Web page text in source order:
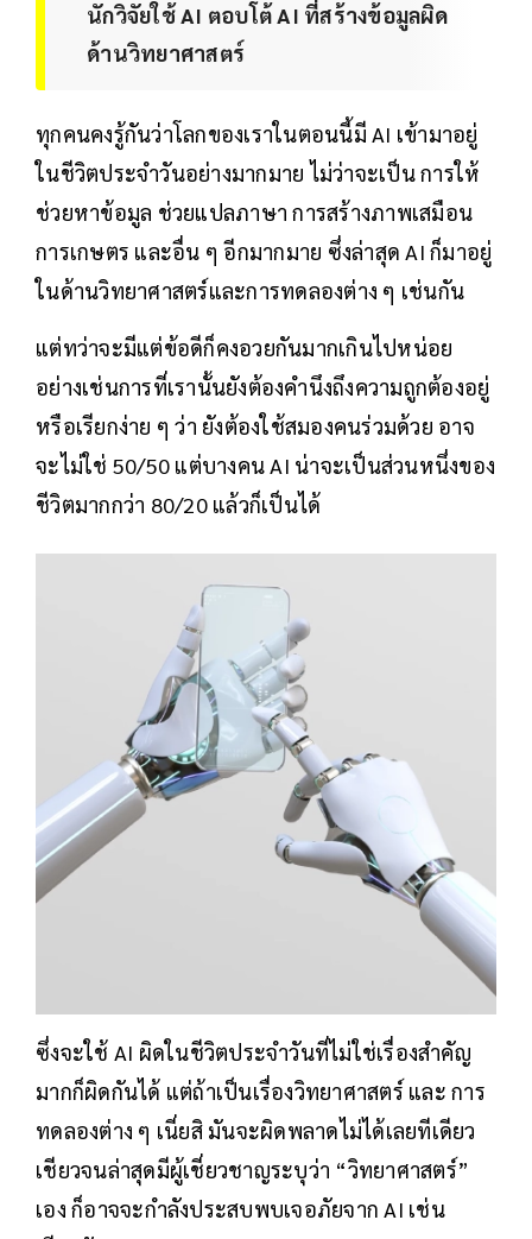
นักวิจัยใช้ AI ตอบโต้ AI ที่สร้างข้อมูลผิด
ด้านวิทยาศาสตร์
ทุกคนคงรู้กันว่าโลกของเราในตอนนี้มี AI เข้ามาอยู่
ในชีวิตประจำวันอย่างมากมาย ไม่ว่าจะเป็น การให้
ช่วยหาข้อมูล ช่วยแปลภาษา การสร้างภาพเสมือน
การเกษตร และอื่น ๆ อีกมากมาย ซึ่งล่าสุด AI ก็มาอยู่
ในด้านวิทยาศาสตร์และการทดลองต่าง ๆ เช่นกัน
แต่ทว่าจะมีแต่ข้อดีก็คงอวยกันมากเกินไปหน่อย
อย่างเช่นการที่เรานั้นยังต้องคำนึงถึงความถูกต้องอยู่
หรือเรียกง่าย ๆ ว่า ยังต้องใช้สมองคนร่วมด้วย อาจ
จะไม่ใช่ 50/50 แต่บางคน AI น่าจะเป็นส่วนหนึ่งของ
ชีวิตมากกว่า 80/20 แล้วก็เป็นได้
ซึ่งจะใช้ AI ผิดในชีวิตประจำวันที่ไม่ใช่เรื่องสำคัญ
มากก็ผิดกันได้ แต่ถ้าเป็นเรื่องวิทยาศาสตร์ และ การ
ทดลองต่าง ๆ เนี่ยสิ มันจะผิดพลาดไม่ได้เลยทีเดียว
เชียวจนล่าสุดมีผู้เชี่ยวชาญระบุว่า “วิทยาศาสตร์”
เอง ก็อาจจะกำลังประสบพบเจอภัยจาก AI เช่น